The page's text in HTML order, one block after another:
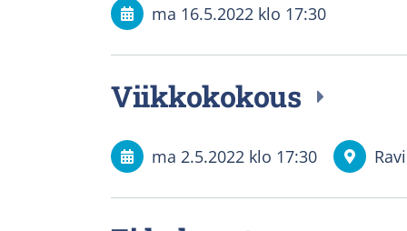
ma 16.5.2022 klo 17:30
Viikkokokous
ma 2.5.2022 klo 17:30